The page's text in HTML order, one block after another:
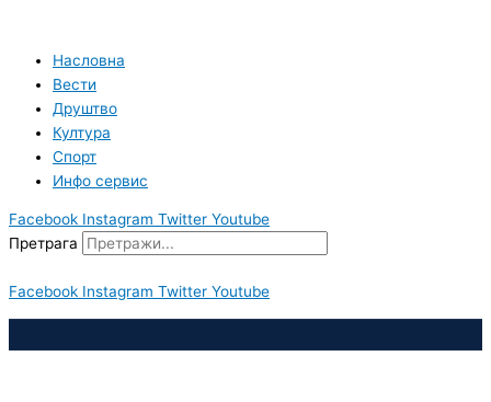
садржајНасловна
Вести
Друштво
Култура
Спорт
Инфо сервис
Facebook Instagram Twitter Youtube
Претрага
Facebook Instagram Twitter Youtube